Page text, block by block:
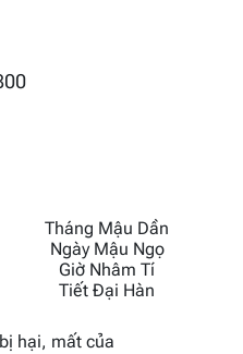
Tháng Mậu Dần
Ngày Mậu Ngọ
Giờ Nhâm Tí
Tiết Đại Hàn
hại, mất của